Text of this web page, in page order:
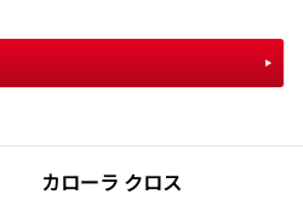
カローラ クロス